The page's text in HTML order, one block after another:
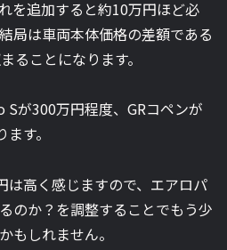
を追加すると約10万円ほど必
局は車両本体価格の差額である
ることになります。
Sが300万円程度、GRコペンが
す。
は高く感じますので、エアロパ
のか？を調整することでもう少
もしれません。